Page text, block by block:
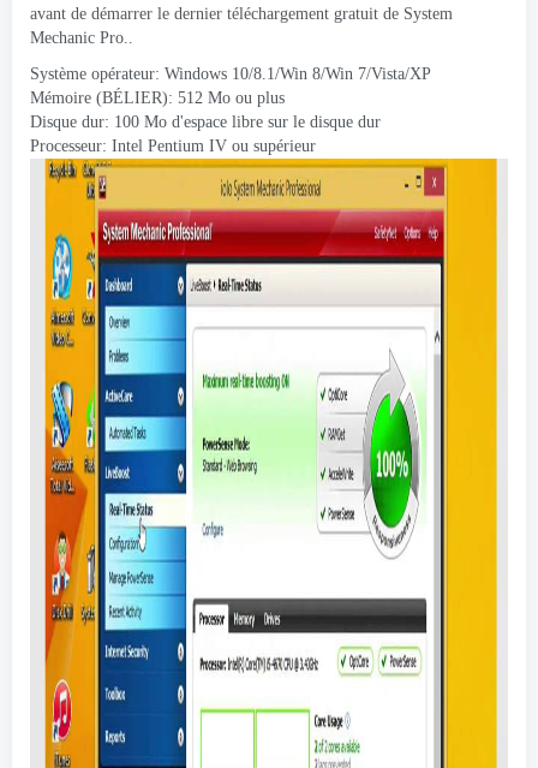
avant de démarrer le dernier téléchargement gratuit de System
Mechanic Pro..
Système opérateur: Windows 10/8.1/Win 8/Win 7/Vista/XP
Mémoire (BÉLIER): 512 Mo ou plus
Disque dur: 100 Mo d'espace libre sur le disque dur
Processeur: Intel Pentium IV ou supérieur